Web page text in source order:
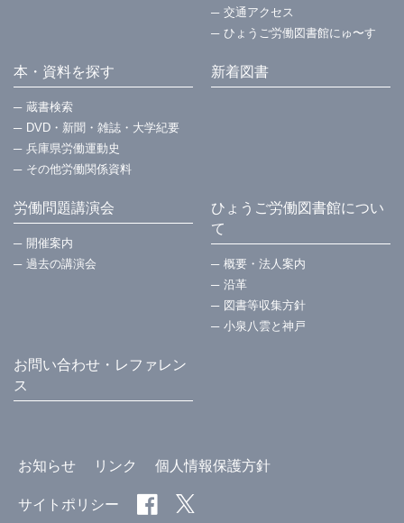
交通アクセス
ひょうご労働図書館にゅ〜す
本・資料を探す
蔵書検索
DVD・新聞・雑誌・大学紀要
兵庫県労働運動史
その他労働関係資料
新着図書
労働問題講演会
開催案内
過去の講演会
ひょうご労働図書館につい
て
概要・法⼈案内
沿革
図書等収集方針
小泉八雲と神戸
お問い合わせ・レファレン
ス
お知らせ リンク 個人情報保護方針
サイトポリシー